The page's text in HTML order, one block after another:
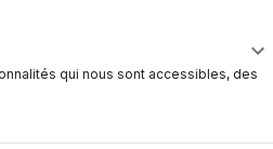
qui nous sont accessibles, des